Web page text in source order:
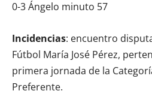
0-3 Ángelo minuto 57
Incidencias: encuentro
Fútbol María José Pérez,
primera jornada de la
Preferente.